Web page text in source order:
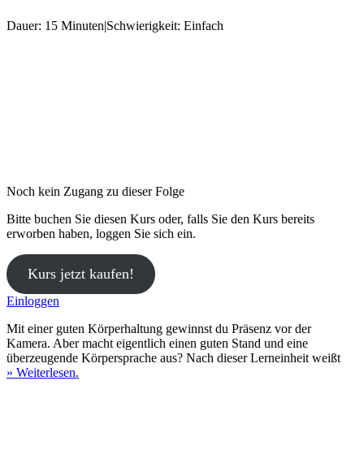
Dauer: 15 Minuten|Schwierigkeit: Einfach
Noch kein Zugang zu dieser Folge
Bitte buchen Sie diesen Kurs oder, falls Sie den Kurs bereits
erworben haben, loggen Sie sich ein.
Kurs jetzt kaufen!
Einloggen
Mit einer guten Körperhaltung gewinnst du Präsenz vor der
Kamera. Aber macht eigentlich einen guten Stand und eine
überzeugende Körpersprache aus? Nach dieser Lerneinheit weißt
» Weiterlesen.